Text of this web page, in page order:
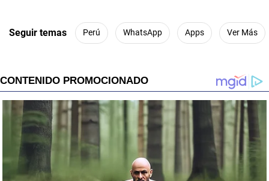
Seguir temas Perú WhatsApp Apps Ver Más